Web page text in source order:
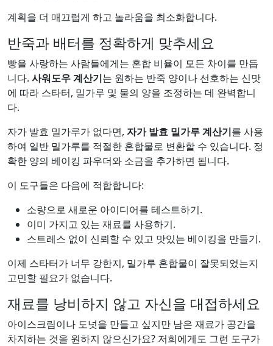
계획을 더 매끄럽게 하고 놀라움을 최소화합니다.
반죽과 배터를 정확하게 맞추세요
빵을 사랑하는 사람들에게는 혼합 비율이 모든 차이를 만듭
니다. 사워도우 계산기는 원하는 반죽 양이나 선호하는 신맛
에 따라 스타터, 밀가루 및 물의 양을 조정하는 데 완벽합니
다.
자가 발효 밀가루가 없다면, 자가 발효 밀가루 계산기를 사용
하여 일반 밀가루를 적절한 혼합물로 변환할 수 있습니다. 정
확한 양의 베이킹 파우더와 소금을 추가하면 됩니다.
이 도구들은 다음에 적합합니다:
소량으로 새로운 아이디어를 테스트하기.
이미 가지고 있는 재료를 사용하기.
스트레스 없이 신뢰할 수 있고 맛있는 베이킹을 만들기.
이제 스타터가 너무 강한지, 밀가루 혼합물이 잘못되었는지
고민할 필요가 없습니다.
재료를 낭비하지 않고 자신을 대접하세요
아이스크림이나 도넛을 만들고 싶지만 남은 재료가 공간을
차지하는 것을 원하지 않으신가요? 저희에게도 그런 도구가